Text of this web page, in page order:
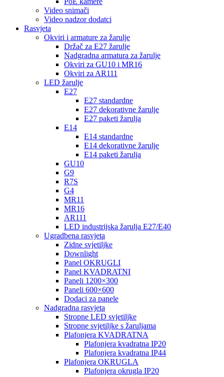
Video snimači
Video nadzor dodatci
Rasvjeta
Okviri i armature za žarulje
Držač za E27 žarulje
Nadgradna armatura za žarulje
Okviri za GU10 i MR16
Okviri za AR111
LED žarulje
E27
E27 standardne
E27 dekorativne žarulje
E27 paketi žarulja
E14
E14 standardne
E14 dekorativne žarulje
E14 paketi žarulja
GU10
G9
R7S
G4
MR11
MR16
AR111
LED industrijska žarulja E27/E40
Ugradbena rasvjeta
Zidne svjetiljke
Downlight
Panel OKRUGLI
Panel KVADRATNI
Paneli 1200×300
Paneli 600×600
Dodaci za panele
Nadgradna rasvjeta
Stropne LED svjetiljke
Stropne svjetiljke s žaruljama
Plafonjera KVADRATNA
Plafonjera kvadratna IP20
Plafonjera kvadratna IP44
Plafonjera OKRUGLA
Plafonjera okrugla IP20